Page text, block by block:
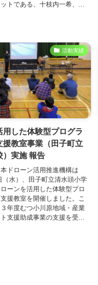
トである、十枝内一希、...
活動実績
用した体験型プログラ
援教室事業（田子町立
）実施 報告
ドローン活用推進機構は
（水）、田子町立清水頭小学
ーンを活用した体験型プロ
援教室を開催しました。こ
年度むつ小川原地域・産業
支援助成事業の支援を受...